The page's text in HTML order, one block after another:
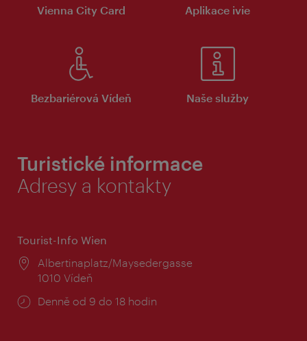
Vienna City Card Aplikace ivie
Bezbariérová Vídeň Naše služby
Turistické informace
Adresy a kontakty
Tourist-Info Wien
Místo:
Albertinaplatz/Maysedergasse
1010 Vídeň
Provozní
Denně od 9 do 18 hodin